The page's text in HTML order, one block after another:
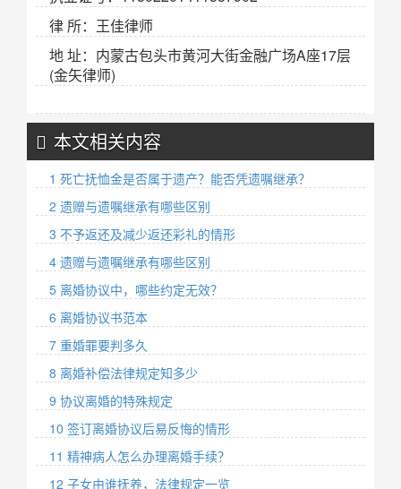
律 所：王佳律师
地 址：内蒙古包头市黄河大街金融广场A座17层
(金矢律师)
本文相关内容
1 死亡抚恤金是否属于遗产？能否凭遗嘱继承？
2 遗赠与遗嘱继承有哪些区别
3 不予返还及减少返还彩礼的情形
4 遗赠与遗嘱继承有哪些区别
5 离婚协议中，哪些约定无效？
6 离婚协议书范本
7 重婚罪要判多久
8 离婚补偿法律规定知多少
9 协议离婚的特殊规定
10 签订离婚协议后易反悔的情形
11 精神病人怎么办理离婚手续？
12 子女由谁抚养，法律规定一览